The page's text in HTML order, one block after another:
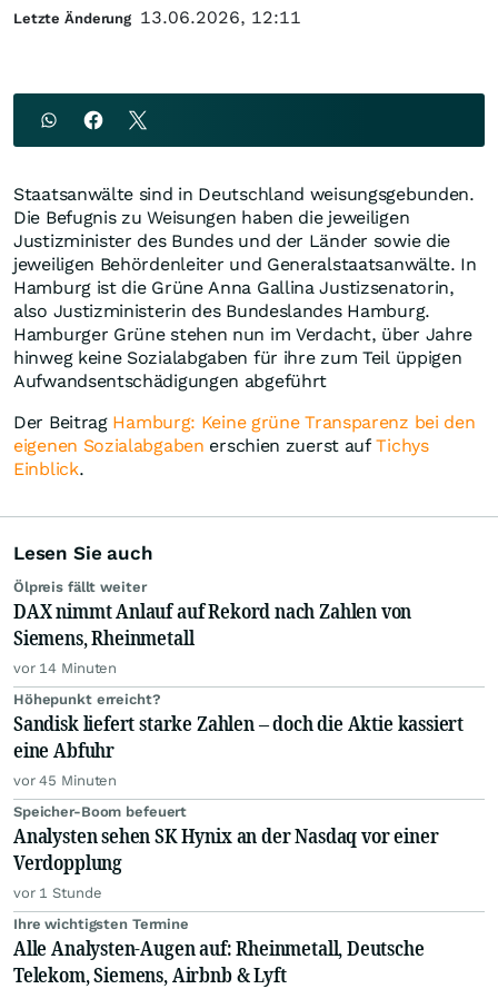
Staatsanwälte sind in Deutschland weisungsgebunden.
Die Befugnis zu Weisungen haben die jeweiligen
Justizminister des Bundes und der Länder sowie die
jeweiligen Behördenleiter und Generalstaatsanwälte. In
Hamburg ist die Grüne Anna Gallina Justizsenatorin,
also Justizministerin des Bundeslandes Hamburg.
Hamburger Grüne stehen nun im Verdacht, über Jahre
hinweg keine Sozialabgaben für ihre zum Teil üppigen
Aufwandsentschädigungen abgeführt
Der Beitrag Hamburg: Keine grüne Transparenz bei den
eigenen Sozialabgaben erschien zuerst aufTichys
Einblick.
Lesen Sie auch
Ölpreis fällt weiter
DAX nimmt Anlauf auf Rekord nach Zahlen von
Siemens, Rheinmetall
vor 14 Minuten
Höhepunkt erreicht?
Sandisk liefert starke Zahlen – doch die Aktie kassiert
eine Abfuhr
vor 45 Minuten
Speicher-Boom befeuert
Analysten sehen SK Hynix an der Nasdaq vor einer
Verdopplung
vor 1 Stunde
Ihre wichtigsten Termine
Alle Analysten-Augen auf: Rheinmetall, Deutsche
Telekom, Siemens, Airbnb & Lyft
Letzte Änderung 13.06.2026, 12:11